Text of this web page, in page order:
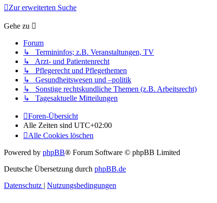
Zur erweiterten Suche
Gehe zu
Forum
↳ Termininfos; z.B. Veranstaltungen, TV
↳ Arzt- und Patientenrecht
↳ Pflegerecht und Pflegethemen
↳ Gesundheitswesen und –politik
↳ Sonstige rechtskundliche Themen (z.B. Arbeitsrecht)
↳ Tagesaktuelle Mitteilungen
Foren-Übersicht
Alle Zeiten sind UTC+02:00
Alle Cookies löschen
Powered by phpBB® Forum Software © phpBB Limited
Deutsche Übersetzung durch phpBB.de
Datenschutz
Nutzungsbedingungen